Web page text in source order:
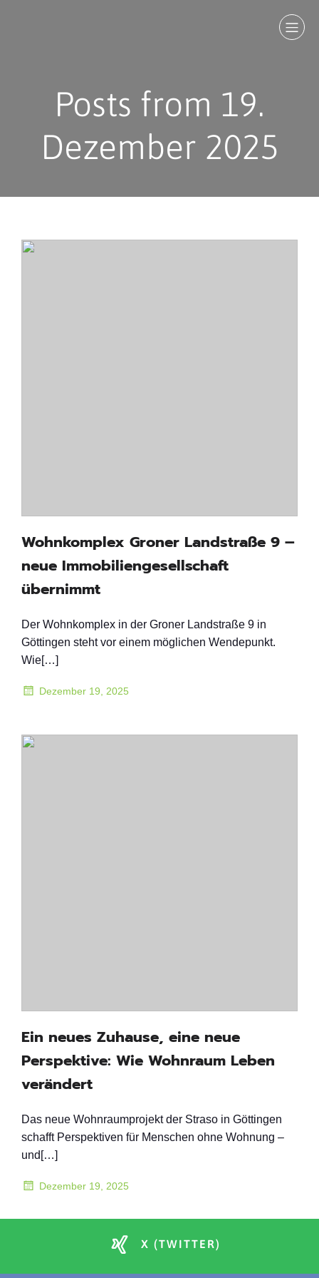
Posts from 19.
Dezember 2025
Wohnkomplex Groner Landstraße 9 –
neue Immobiliengesellschaft
übernimmt
Der Wohnkomplex in der Groner Landstraße 9 in
Göttingen steht vor einem möglichen Wendepunkt.
Wie[…]
Dezember 19, 2025
Ein neues Zuhause, eine neue
Perspektive: Wie Wohnraum Leben
verändert
Das neue Wohnraumprojekt der Straso in Göttingen
schafft Perspektiven für Menschen ohne Wohnung –
und[…]
Dezember 19, 2025
X (TWITTER)